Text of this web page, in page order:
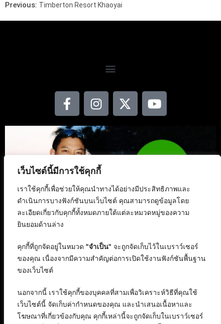
เว็บไซต์นี้มีการใช้คุกกี้
เราใช้คุกกี้เพื่อช่วยให้คุณนำทางได้อย่างมีประสิทธิภาพและ
ดำเนินการบางฟังก์ชันบนเว็บไซต์ คุณสามารถดูข้อมูลโดย
ละเอียดเกี่ยวกับคุกกี้ทั้งหมดภายใต้แต่ละหมวดหมู่ของความ
ยินยอมด้านล่าง
คุกกี้ที่ถูกจัดอยู่ในหมวด "จำเป็น" จะถูกจัดเก็บไว้ในเบราว์เซอร์
ของคุณ เนื่องจากมีความสำคัญต่อการเปิดใช้งานฟังก์ชันพื้นฐาน
ของเว็บไซต์
นอกจากนี้ เราใช้คุกกี้ของบุคคลที่สามเพื่อวิเคราะห์วิธีที่คุณใช้
เว็บไซต์นี้ จัดเก็บค่ากำหนดของคุณ และนำเสนอเนื้อหาและ
โฆษณาที่เกี่ยวข้องกับคุณ คุกกี้เหล่านี้จะถูกจัดเก็บในเบราว์เซอร์
Previous: Timberton Resort Khaoyai